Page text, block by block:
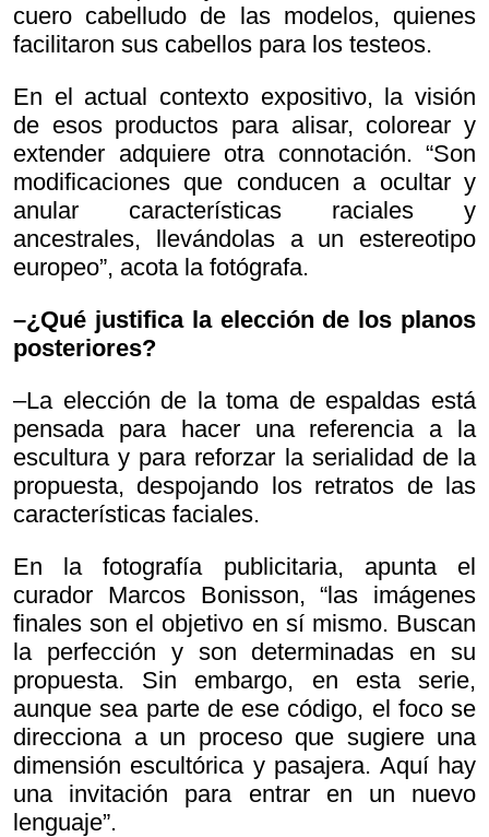
cuero cabelludo de las modelos, quienes
facilitaron sus cabellos para los testeos.
En el actual contexto expositivo, la visión
de esos productos para alisar, colorear y
extender adquiere otra connotación. “Son
modificaciones que conducen a ocultar y
anular características raciales y
ancestrales, llevándolas a un estereotipo
europeo”, acota la fotógrafa.
–¿Qué justifica la elección de los planos
posteriores?
–La elección de la toma de espaldas está
pensada para hacer una referencia a la
escultura y para reforzar la serialidad de la
propuesta, despojando los retratos de las
características faciales.
En la fotografía publicitaria, apunta el
curador Marcos Bonisson, “las imágenes
finales son el objetivo en sí mismo. Buscan
la perfección y son determinadas en su
propuesta. Sin embargo, en esta serie,
aunque sea parte de ese código, el foco se
direcciona a un proceso que sugiere una
dimensión escultórica y pasajera. Aquí hay
una invitación para entrar en un nuevo
lenguaje”.